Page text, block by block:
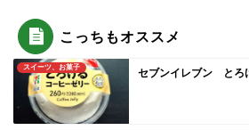
こっちもオススメ
スイーツ、お菓子 セブンイレブン とろ